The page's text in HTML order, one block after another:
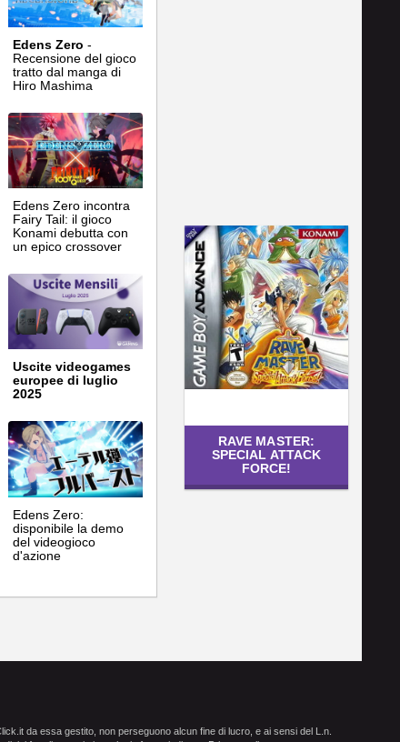
Edens Zero -
Recensione del gioco
tratto dal manga di
Hiro Mashima
Edens Zero incontra
Fairy Tail: il gioco
Konami debutta con
un epico crossover
Uscite videogames
europee di luglio
2025
Edens Zero:
disponibile la demo
del videogioco
d'azione
RAVE MASTER:
SPECIAL ATTACK
FORCE!
da essa gestito, non perseguono alcun fine di lucro, e ai sensi del L.n.